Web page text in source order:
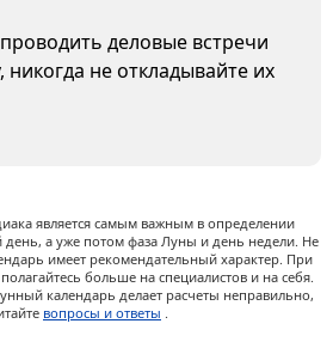
деловые встречи
никогда не откладывайте их
является самым важным в определении
а уже потом фаза Луны и день недели. Не
имеет рекомендательный характер. При
больше на специалистов и на себя.
календарь делает расчеты неправильно,
вопросы и ответы .